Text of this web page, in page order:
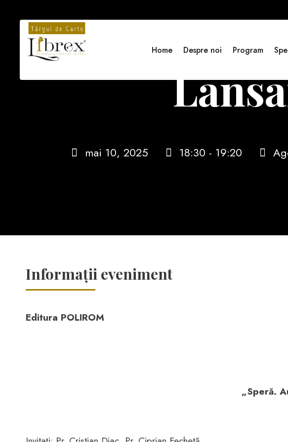
Home Despre noi Program
mai 10, 2025 18:30 - 19:20
Informații eveniment
Editura POLIROM
„Speră.